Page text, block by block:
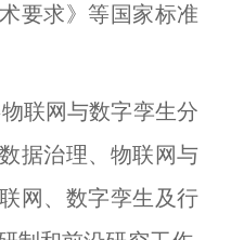
要求》等国家标准
联网与数字孪生分
据治理、物联网与
网、数字孪生及行